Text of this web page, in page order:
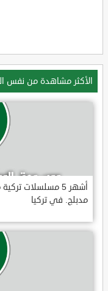
الأكثر مشاهدة من نفس
أشهر 5 مسلسلات
مدبلج. في تركيا